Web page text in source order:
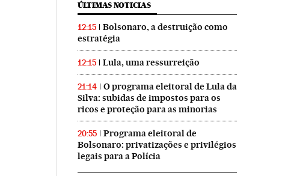
ÚLTIMAS NOTICIAS
12:15
Bolsonaro, a destruição como
estratégia
12:15 Lula, uma ressurreição
21:14
O programa eleitoral de Lula da
Silva: subidas de impostos para os
ricos e proteção para as minorias
20:55
Programa eleitoral de
Bolsonaro: privatizações e privilégios
legais para a Polícia